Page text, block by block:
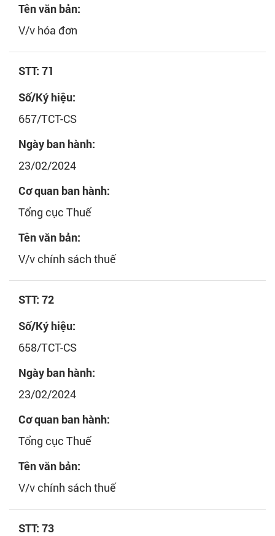
Tên văn bản:
V/v hóa đơn
STT: 71
Số/Ký hiệu:
657/TCT-CS
Ngày ban hành:
23/02/2024
Cơ quan ban hành:
Tổng cục Thuế
Tên văn bản:
V/v chính sách thuế
STT: 72
Số/Ký hiệu:
658/TCT-CS
Ngày ban hành:
23/02/2024
Cơ quan ban hành:
Tổng cục Thuế
Tên văn bản:
V/v chính sách thuế
STT: 73